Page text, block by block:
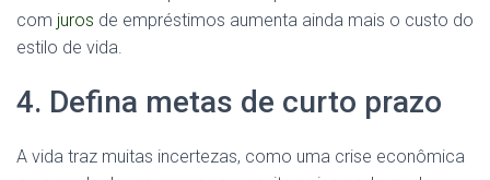
com juros de empréstimos aumenta ainda mais o custo do
estilo de vida.
4. Defina metas de curto prazo
A vida traz muitas incertezas, como uma crise econômica